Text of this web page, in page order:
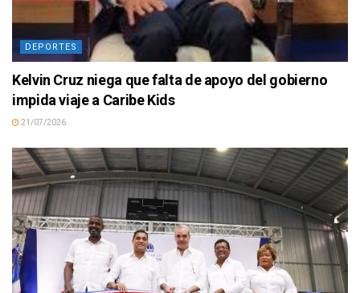
DEPORTES
Kelvin Cruz niega que falta de apoyo del gobierno
impida viaje a Caribe Kids
21/07/2026